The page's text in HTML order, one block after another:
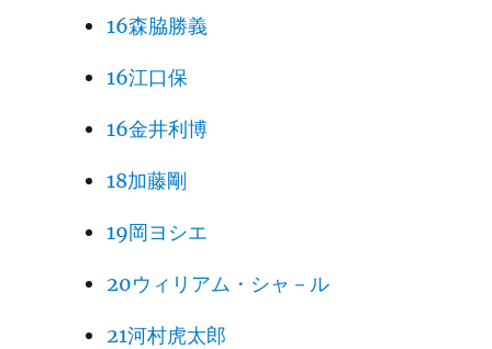
16森脇勝義
16江口保
16金井利博
18加藤剛
19岡ヨシエ
20ウィリアム・シャ－ル
21河村虎太郎